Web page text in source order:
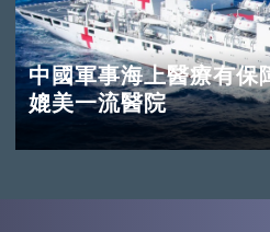
中國軍事海上醫療有保
媲美一流醫院